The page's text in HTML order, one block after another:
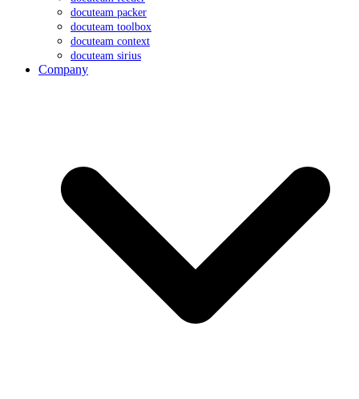
docuteam packer
docuteam toolbox
docuteam context
docuteam sirius
Company